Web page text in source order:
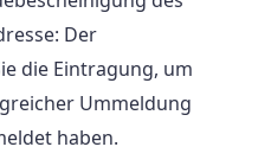
Der
die Eintragung, um
Ummeldung
haben.